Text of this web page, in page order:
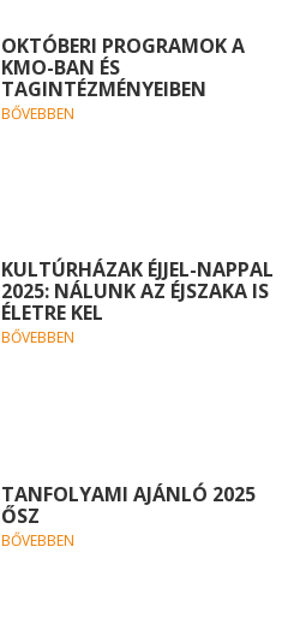
OKTÓBERI PROGRAMOK A
KMO-BAN ÉS
TAGINTÉZMÉNYEIBEN
BŐVEBBEN
KULTÚRHÁZAK ÉJJEL-NAPPAL
2025: NÁLUNK AZ ÉJSZAKA IS
ÉLETRE KEL
BŐVEBBEN
TANFOLYAMI AJÁNLÓ 2025
ŐSZ
BŐVEBBEN